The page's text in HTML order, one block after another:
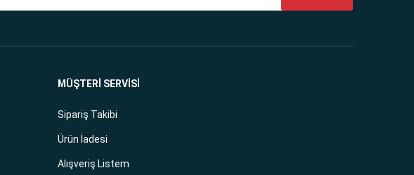
MÜŞTERİ SERVİSİ
Sipariş Takibi
Ürün İadesi
Alışveriş Listem